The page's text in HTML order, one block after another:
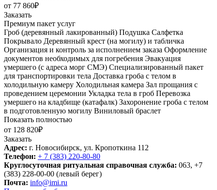
от 77 860₽
Заказать
Премиум пакет услуг
Гроб (деревянный лакированный) Подушка Салфетка
Покрывало Деревянный крест (на могилу) и табличка
Организация и контроль за исполнением заказа Оформление
документов необходимых для погребения Эвакуация
умершего (с адреса морг СМЭ) Специализированный пакет
для транспортировки тела Доставка гроба с телом в
холодильную камеру Холодильная камера Зал прощания с
проведением церемонии Укладка тела в гроб Перевозка
умершего на кладбище (катафалк) Захоронение гроба с телом
в подготовленную могилу Виниловый браслет
Показать полностью
от 128 820₽
Заказать
Адрес: г. Новосибирск, ул. Кропоткина 112
Телефон: + 7 (383) 220-80-80
Круглосуточная ритуальная справочная служба: 063, +7
(383) 228-00-00 (левый берег)
Почта: info@imi.ru